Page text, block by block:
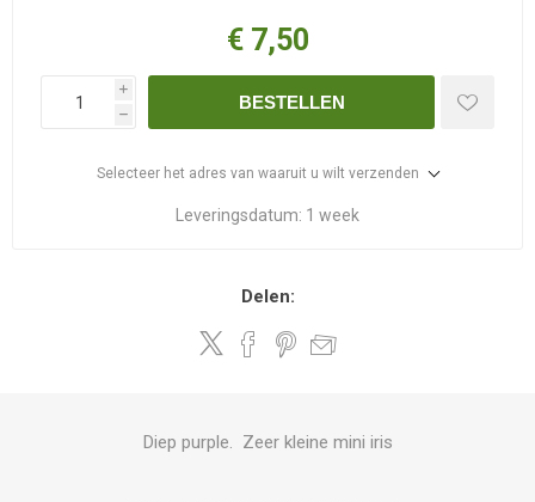
€ 7,50
i
h
BESTELLEN
Selecteer het adres van waaruit u wilt verzenden
Leveringsdatum: 1 week
Delen:
Diep purple. Zeer kleine mini iris